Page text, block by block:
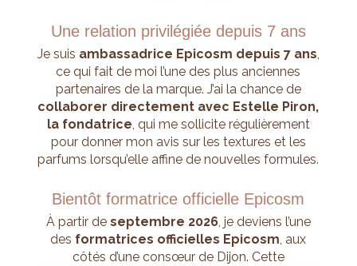
Une relation privilégiée depuis 7 ans
Je suis ambassadrice Epicosm depuis 7 ans,
ce qui fait de moi l’une des plus anciennes
partenaires de la marque. J’ai la chance de
collaborer directement avec Estelle Piron,
la fondatrice, qui me sollicite régulièrement
pour donner mon avis sur les textures et les
parfums lorsqu’elle affine de nouvelles formules.
Bientôt formatrice officielle Epicosm
À partir de septembre 2026, je deviens l’une
des formatrices officielles Epicosm, aux
côtés d’une consœur de Dijon. Cette